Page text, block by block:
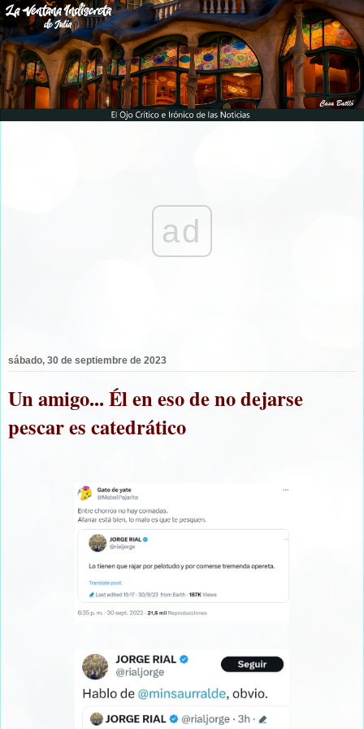
ad
sábado, 30 de septiembre de 2023
Un amigo... Él en eso de no dejarse
pescar es catedrático